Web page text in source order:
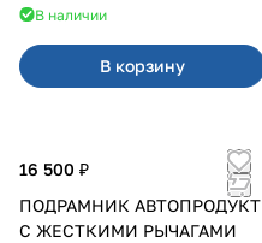
В наличии
В корзину
16 500 ₽
ПОДРАМНИК АВТОПРОДУКТ
С ЖЕСТКИМИ РЫЧАГАМИ